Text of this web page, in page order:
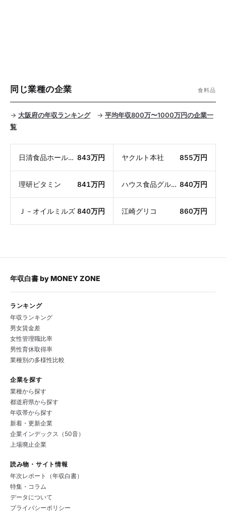
同じ業種の企業 食料品
→ 大阪府の年収ランキング→ 平均年収800万〜1000万円の企業一
覧
日清食品ホールディングス 843万円 ヤクルト本社 855万円
理研ビタミン 841万円 ハウス食品グループ本社 840万円
Ｊ－オイルミルズ 840万円 江崎グリコ 860万円
年収白書byMONEY ZONE
ランキング
年収ランキング
男女賃金差
女性管理職比率
男性育休取得率
業種別の多様性比較
企業を探す
業種から探す
都道府県から探す
年収帯から探す
新着・更新企業
企業インデックス（50音）
上場廃止企業
読み物・サイト情報
年次レポート（年収白書）
特集・コラム
データについて
プライバシーポリシー